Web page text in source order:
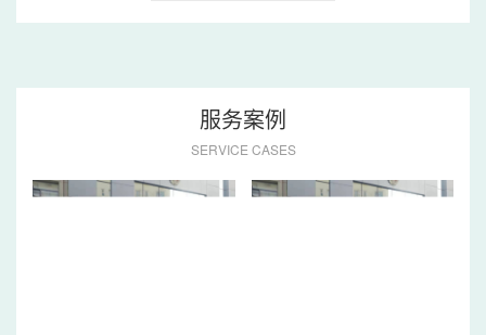
服务案例
SERVICE CASES